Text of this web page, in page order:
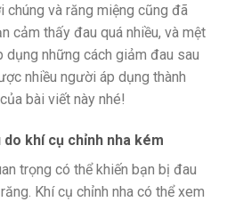
và răng miệng cũng đã
cảm thấy đau quá nhiều, và mệt
dụng những cách giảm đau sau
nhiều người áp dụng thành
bài viết này nhé!
khí cụ chỉnh nha kém
trọng có thể khiến bạn bị đau
Khí cụ chỉnh nha có thể xem